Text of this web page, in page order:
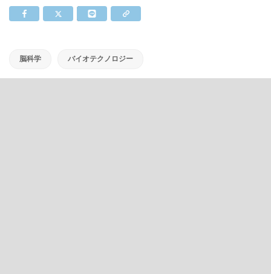
脳科学 バイオテクノロジー